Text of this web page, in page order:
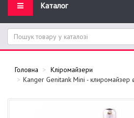
Каталог
Головна
Кліромайзери
Kanger Genitank Mini - клиромайзер